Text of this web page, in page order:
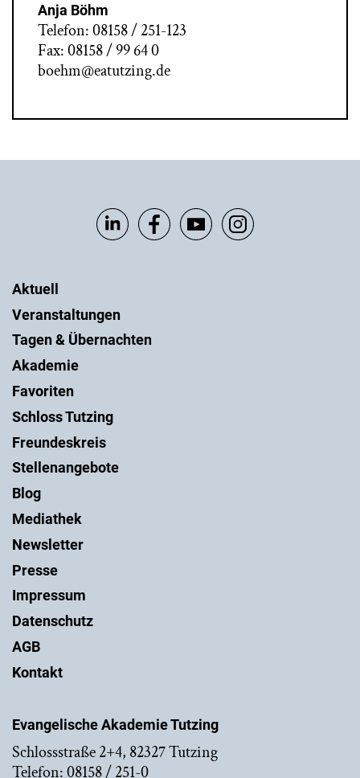
Anja Böhm
Telefon: 08158 / 251-123
Fax: 08158 / 99 64 0
boehm@eatutzing.de
Evangelische Akademie Tutzing
Schlossstraße 2+4, 82327 Tutzing
Telefon: 08158 / 251-0
Aktuell
Veranstaltungen
Tagen & Übernachten
Akademie
Favoriten
Schloss Tutzing
Freundeskreis
Stellenangebote
Blog
Mediathek
Newsletter
Presse
Impressum
Datenschutz
AGB
Kontakt